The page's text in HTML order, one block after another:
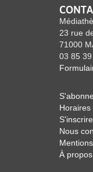
23 rue
71000
03 85
Nous
À propos